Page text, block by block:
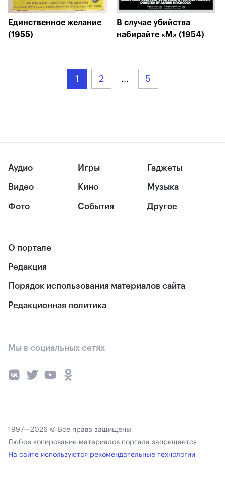
Единственное желание
(1955)
В случае убийства
набирайте «М» (1954)
1 2 ... 5
Аудио
Видео
Фото
Игры
Кино
События
Гаджеты
Музыка
Другое
О портале
Редакция
Порядок использования материалов сайта
Редакционная политика
Мы в социальных сетях
1997—2026 © Все права защищены
Любое копирование материалов портала запрещается
На сайте используются рекомендательные технологии